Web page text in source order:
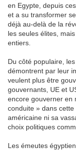
en Egypte, depuis
et a su transformer
déjà au-delà de la
les seules élites,
entiers.
Du côté populaire,
démontrent par leur
veulent plus être
gouvernants, UE et
encore gouverner en
conduite » dans cette
américaine ni sa
choix politiques
Les émeutes